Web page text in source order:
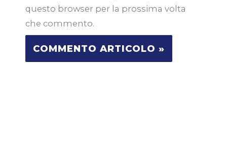
questo browser per la prossima volta
che commento.